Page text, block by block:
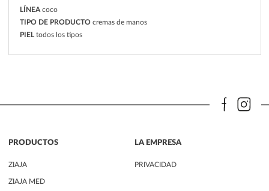
LÍNEA coco
TIPO DE PRODUCTO cremas de manos
PIEL todos los tipos
PRODUCTOS
ZIAJA
ZIAJA MED
LA EMPRESA
PRIVACIDAD